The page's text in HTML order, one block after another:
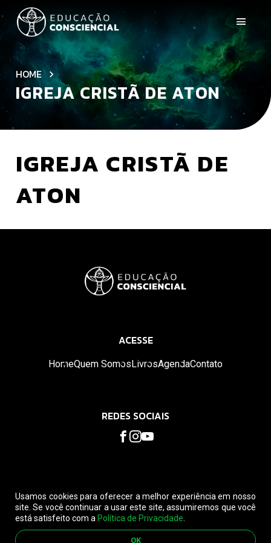
Usamos cookies para oferecer a melhor experiência em nosso
site. Se você continuar a usar este site, assumiremos que você
está satisfeito com a Política de Privacidade
OK
HOME
IGREJA CRISTÃ DE ATON
IGREJA CRISTÃ DE
ATON
ACESSE
HomeQuem Somos LivrosAgendaContato
REDES SOCIAIS
© 2026. Educação Consciencial. Todos os direitos reservados.
Leia nossaPolítica de privacidadeePolítica de Cancelamento